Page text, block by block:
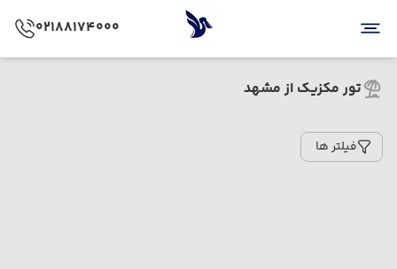
02188174000
تور مکزیک از مشهد
فیلتر ها